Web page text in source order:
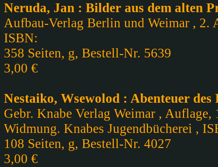
Neruda, Jan : Bilder aus dem alten
Aufbau-Verlag Berlin und Weimar , 2.
ISBN:
358 Seiten, g, Bestell-Nr. 5639
3,00 €
Nestaiko, Wsewolod : Abenteuer
Gebr. Knabe Verlag Weimar ,
Widmung. Knabes Jugendbücherei ,
108 Seiten, g, Bestell-Nr. 4027
3,00 €